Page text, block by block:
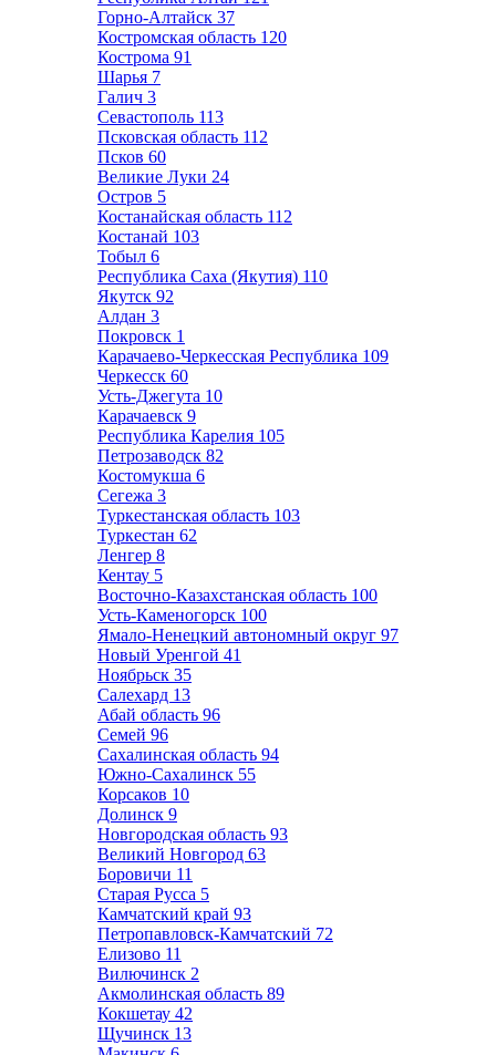
Горно-Алтайск 37
Костромская область 120
Кострома 91
Шарья 7
Галич 3
Севастополь 113
Псковская область 112
Псков 60
Великие Луки 24
Остров 5
Костанайская область 112
Костанай 103
Тобыл 6
Республика Саха (Якутия) 110
Якутск 92
Алдан 3
Покровск 1
Карачаево-Черкесская Республика 109
Черкесск 60
Усть-Джегута 10
Карачаевск 9
Республика Карелия 105
Петрозаводск 82
Костомукша 6
Сегежа 3
Туркестанская область 103
Туркестан 62
Ленгер 8
Кентау 5
Восточно-Казахстанская область 100
Усть-Каменогорск 100
Ямало-Ненецкий автономный округ 97
Новый Уренгой 41
Ноябрьск 35
Салехард 13
Абай область 96
Семей 96
Сахалинская область 94
Южно-Сахалинск 55
Корсаков 10
Долинск 9
Новгородская область 93
Великий Новгород 63
Боровичи 11
Старая Русса 5
Камчатский край 93
Петропавловск-Камчатский 72
Елизово 11
Вилючинск 2
Акмолинская область 89
Кокшетау 42
Щучинск 13